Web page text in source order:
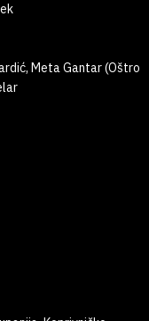
Meta Gantar (Oštro